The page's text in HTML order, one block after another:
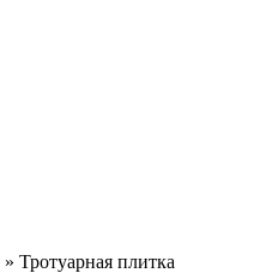
» Тротуарная плитка